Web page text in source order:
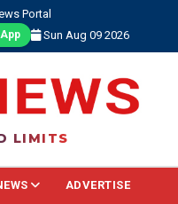
Portal
Sun Aug 09 2026
LIMITS
ADVERTISE